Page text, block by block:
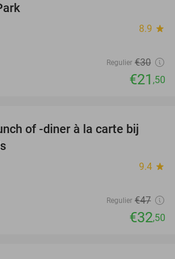
8.9 star
Regulier €30
€21 ,50
31%
of -diner à la carte bij
9.4 star
Regulier €47
€32,50